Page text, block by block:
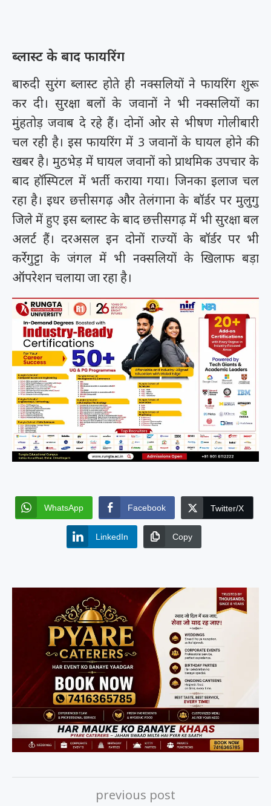
ब्लास्ट के बाद फायरिंग
बारुदी सुरंग ब्लास्ट होते ही नक्सलियों ने फायरिंग शुरू
कर दी। सुरक्षा बलों के जवानों ने भी नक्सलियों का
मुंहतोड़ जवाब दे रहे हैं। दोनों ओर से भीषण गोलीबारी
चल रही है। इस फायरिंग में 3 जवानों के घायल होने की
खबर है। मुठभेड़ में घायल जवानों को प्राथमिक उपचार के
बाद हॉस्पिटल में भर्ती कराया गया। जिनका इलाज चल
रहा है। इधर छत्तीसगढ़ और तेलंगाना के बॉर्डर पर मुलुगु
जिले में हुए इस ब्लास्ट के बाद छत्तीसगढ़ में भी सुरक्षा बल
अलर्ट हैं। दरअसल इन दोनों राज्यों के बॉर्डर पर भी
कर्रेगुट्टा के जंगल में भी नक्सलियों के खिलाफ बड़ा
ऑपरेशन चलाया जा रहा है।
WhatsApp Facebook Twitter/X
LinkedIn Copy
previous post